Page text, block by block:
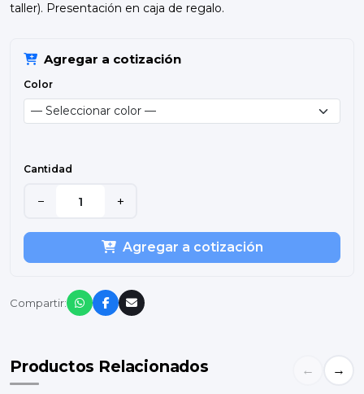
taller). Presentación en caja de regalo.
Agregar a cotización
Color
Cantidad
− +
Agregar a cotización
Compartir:
Productos Relacionados ← →